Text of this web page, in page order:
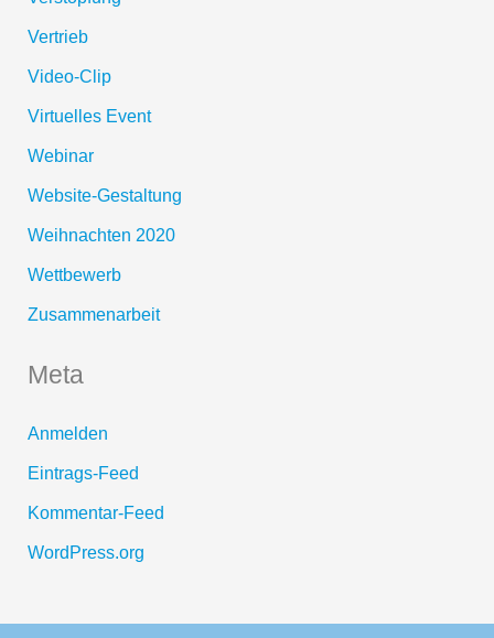
Vertrieb
Video-Clip
Virtuelles Event
Webinar
Website-Gestaltung
Weihnachten 2020
Wettbewerb
Zusammenarbeit
Meta
Anmelden
Eintrags-Feed
Kommentar-Feed
WordPress.org